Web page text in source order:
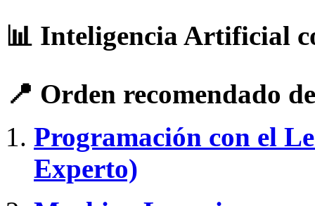
📊 Inteligencia Artificial
📍 Orden recomendado
Programación con el
Experto)